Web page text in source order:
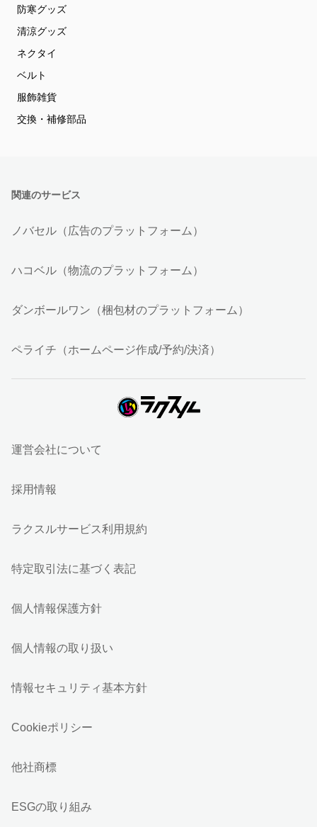
防寒グッズ
清涼グッズ
ネクタイ
ベルト
服飾雑貨
交換・補修部品
関連のサービス
ノバセル（広告のプラットフォーム）
ハコベル（物流のプラットフォーム）
ダンボールワン（梱包材のプラットフォーム）
ペライチ（ホームページ作成/予約/決済）
運営会社について
採用情報
ラクスルサービス利用規約
特定取引法に基づく表記
個人情報保護方針
個人情報の取り扱い
情報セキュリティ基本方針
Cookieポリシー
他社商標
ESGの取り組み